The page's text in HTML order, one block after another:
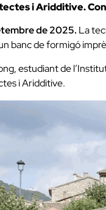
i Aridditive.
de 2025. La
banc de formigó
estudiant de
i Aridditive.